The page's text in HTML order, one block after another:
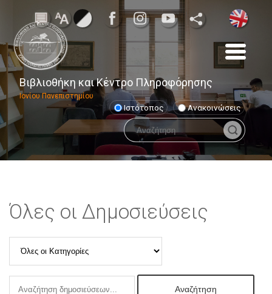
Βιβλιοθήκη και Κέντρο Πληροφόρησης
Ιονίου Πανεπιστημίου
Ιστότοπος Ανακοινώσεις
Όλες οι Δημοσιεύσεις